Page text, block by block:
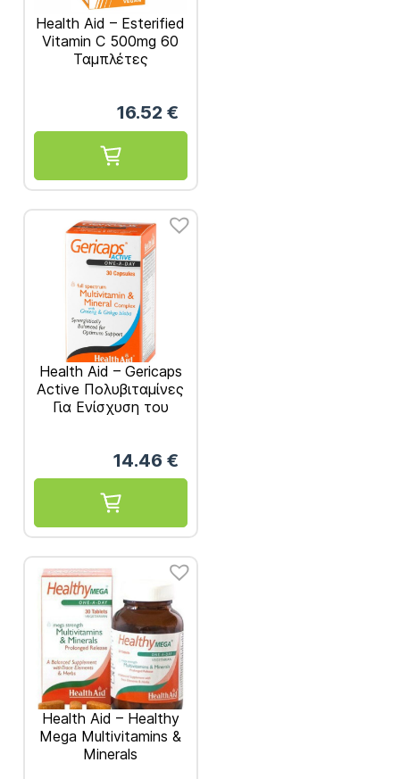
Health Aid – Esterified
Vitamin C 500mg 60
Ταμπλέτες
16.52 €
Health Aid – Gericaps
Active Πολυβιταμίνες
Για Ενίσχυση του
14.46 €
Health Aid – Healthy
Mega Multivitamins &
Minerals